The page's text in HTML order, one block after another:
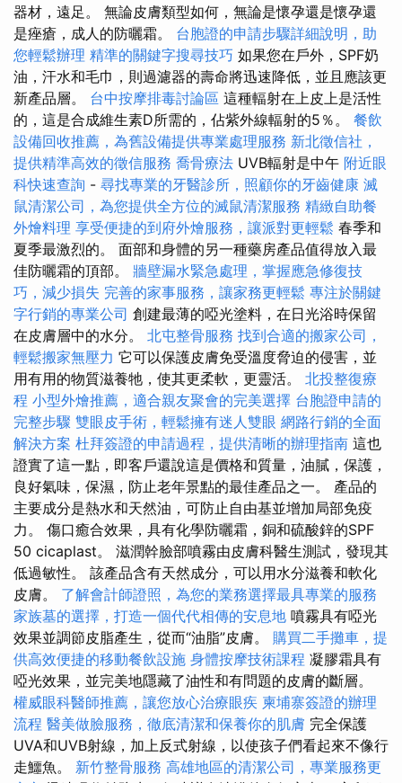
器材，遠足。 無論皮膚類型如何，無論是懷孕還是懷孕還
是痤瘡，成人的防曬霜。 台胞證的申請步驟詳細說明，助
您輕鬆辦理 精準的關鍵字搜尋技巧 如果您在戶外，SPF奶
油，汗水和毛巾，則過濾器的壽命將迅速降低，並且應該更
新產品層。 台中按摩排毒討論區 這種輻射在上皮上是活性
的，這是合成維生素D所需的，佔紫外線輻射的5％。 餐飲
設備回收推薦，為舊設備提供專業處理服務 新北徵信社，
提供精準高效的徵信服務 喬骨療法 UVB輻射是中午 附近眼
科快速查詢 - 尋找專業的牙醫診所，照顧你的牙齒健康 滅
鼠清潔公司，為您提供全方位的滅鼠清潔服務 精緻自助餐
外燴料理 享受便捷的到府外燴服務，讓派對更輕鬆 春季和
夏季最激烈的。 面部和身體的另一種藥房產品值得放入最
佳防曬霜的頂部。 牆壁漏水緊急處理，掌握應急修復技
巧，減少損失 完善的家事服務，讓家務更輕鬆 專注於關鍵
字行銷的專業公司 創建最薄的啞光塗料，在日光浴時保留
在皮膚層中的水分。 北屯整骨服務 找到合適的搬家公司，
輕鬆搬家無壓力 它可以保護皮膚免受溫度脅迫的侵害，並
用有用的物質滋養牠，使其更柔軟，更靈活。 北投整復療
程 小型外燴推薦，適合親友聚會的完美選擇 台胞證申請的
完整步驟 雙眼皮手術，輕鬆擁有迷人雙眼 網路行銷的全面
解決方案 杜拜簽證的申請過程，提供清晰的辦理指南 這也
證實了這一點，即客戶還說這是價格和質量，油膩，保護，
良好氣味，保濕，防止老年景點的最佳產品之一。 產品的
主要成分是熱水和天然油，可防止自由基並增加局部免疫
力。 傷口癒合效果，具有化學防曬霜，銅和硫酸鋅的SPF
50 cicaplast。 滋潤幹臉部噴霧由皮膚科醫生測試，發現其
低過敏性。 該產品含有天然成分，可以用水分滋養和軟化
皮膚。 了解會計師證照，為您的業務選擇最具專業的服務
家族墓的選擇，打造一個代代相傳的安息地 噴霧具有啞光
效果並調節皮脂產生，從而“油脂”皮膚。 購買二手攤車，提
供高效便捷的移動餐飲設施 身體按摩技術課程 凝膠霜具有
啞光效果，並完美地隱藏了油性和有問題的皮膚的斷層。
權威眼科醫師推薦，讓您放心治療眼疾 柬埔寨簽證的辦理
流程 醫美做臉服務，徹底清潔和保養你的肌膚 完全保護
UVA和UVB射線，加上反式射線，以使孩子們看起來不像行
走鱷魚。 新竹整骨服務 高雄地區的清潔公司，專業服務更